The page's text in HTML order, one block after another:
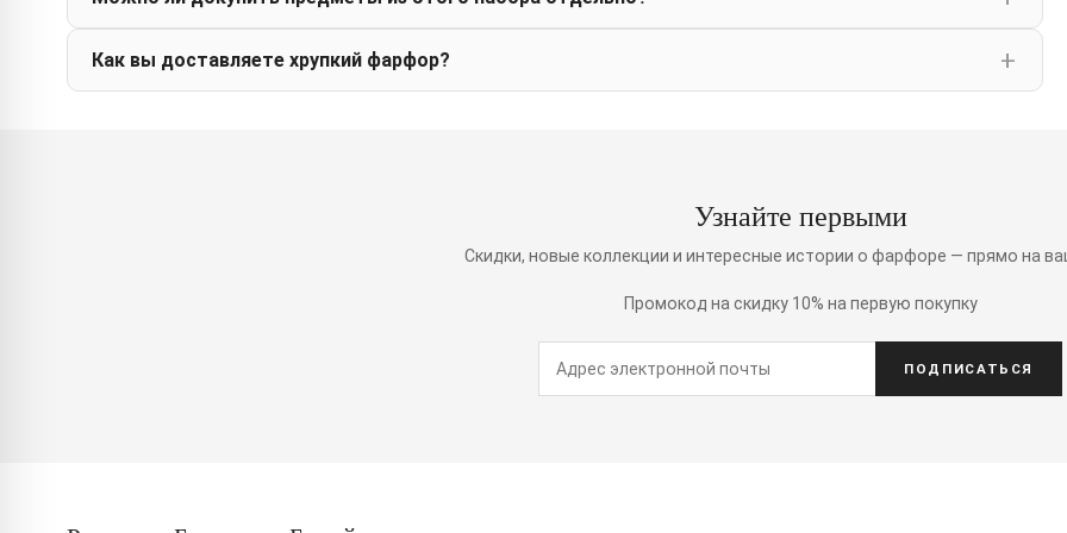
Как вы доставляете хрупкий фарфор?
Узнайте первыми
Скидки, новые коллекции и интересные истории о фарфоре — прямо на
Промокод на скидку 10% на первую покупку
ПОДПИСАТЬСЯ